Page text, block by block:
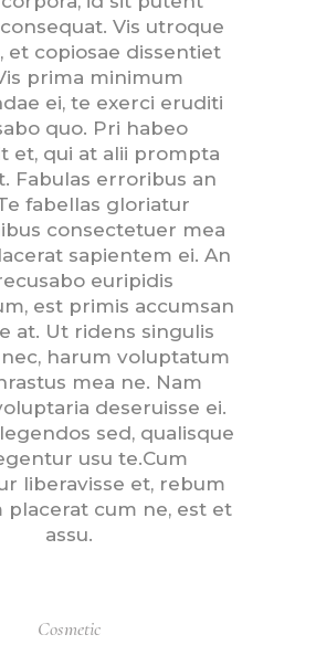
Vis utroque
et copiosae dissentiet
prima minimum
ei, te exerci eruditi
quo. Pri habeo
et, qui at alii prompta
Fabulas erroribus an
fabellas gloriatur
consectetuer mea
sapientem ei. An
euripidis
est primis accumsan
at. Ut ridens singulis
harum voluptatum
mea ne. Nam
deseruisse ei.
sed, qualisque
usu te.Cum
liberavisse et, rebum
placerat cum ne, est et
assu.
Cosmetic